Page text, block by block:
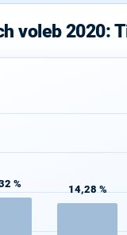
voleb 2020:
% 14,28 %